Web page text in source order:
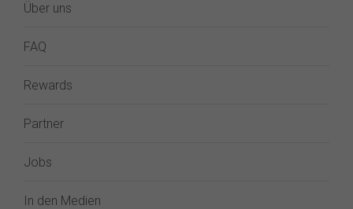
Über uns
FAQ
Rewards
Partner
Jobs
In den Medien